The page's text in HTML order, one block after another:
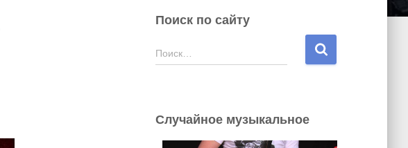
Поиск по сайту
Н
а
:
Поиск…
Случайное музыкальное